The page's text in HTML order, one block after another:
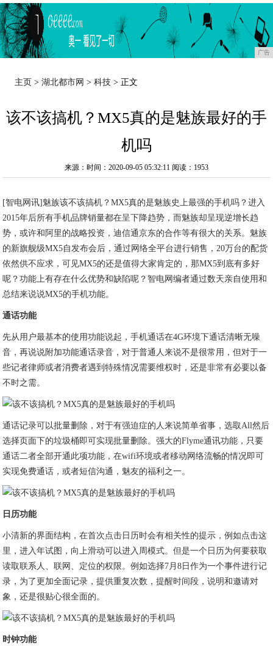
广告
主页 >湖北都市网 >科技 > 正文
该不该搞机？MX5真的是魅族最好的手
机吗
来源：时间：2020-09-05 05:32:11 阅读：1953
[智电网讯]魅族该不该搞机？MX5真的是魅族史上最强的手机吗？进入
2015年后所有手机品牌销量都在呈下降趋势，而魅族却呈现逆增长趋
势，或许和阿里的战略投资，迪信通京东的合作等有很大的关系。魅族
的新旗舰级MX5自发布会后，通过网络全平台进行销售，20万台的配货
依然供不应求，可见MX5的还是值得大家肯定的，那MX5到底有多好
呢？功能上有存在什么优势和缺陷呢？智电网编者通过数天亲自使用和
总结来说说MX5的手机功能。
通话功能
先从用户最基本的使用功能说起，手机通话在4G环境下通话清晰无噪
音，再说说附加功能通话录音，对于普通人来说不是很常用，但对于一
些记者律师或者消费者遇到特殊情况需要维权时，还是非常有必要以备
不时之需。
通话记录可以批量删除，对于有强迫症的人来说简单省事，选取All然后
选择页面下的垃圾桶即可实现批量删除。强大的Flyme通讯功能，只要
通话二者全部开通此项功能，在wifi环境或者移动网络流畅的情况即可
实现免费通话，或者短信沟通，魅友的福利之一。
日历功能
小清新的界面结构，在首次点击日历时会有相关性的提示，例如点击这
里，进入年试图，向上滑动可以进入周模式。但是一个日历为何要获取
读取联系人、联网、定位的权限。例如选择7月8日作为一个事件进行记
录，为了更加全面记录，提供重复次数，提醒时间段，说明和邀请对
象，还是很贴心很全面的。
时钟功能